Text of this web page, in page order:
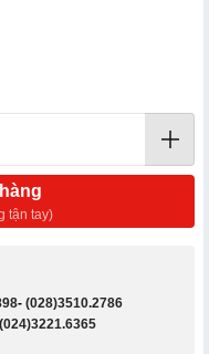
tận tay)
- (028)3510.2786
(024)3221.6365